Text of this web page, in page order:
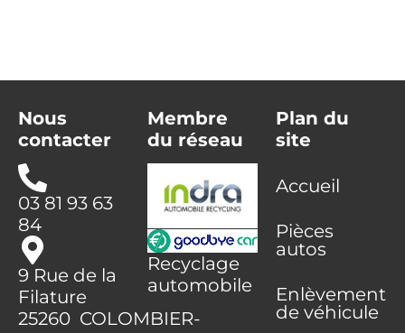
Nous
contacter
03 81 93 63
84
9 Rue de la
Filature
25260 COLOMBIER-
Membre
du réseau
Recyclage
automobile
Plan du
site
Accueil
Pièces
autos
Enlèvement
de véhicule